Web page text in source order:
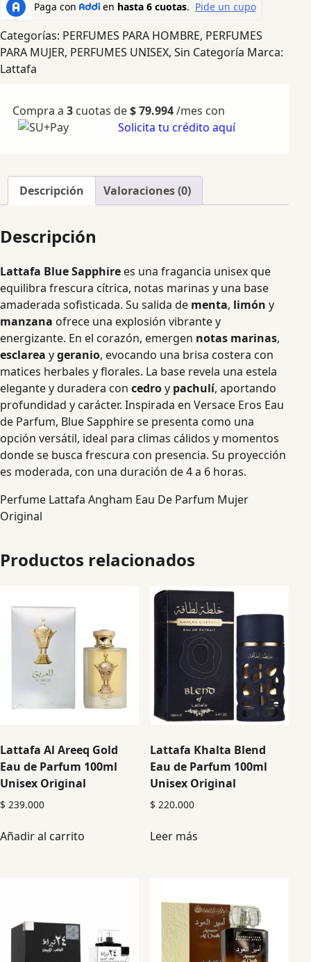
Categorías: PERFUMES PARA HOMBRE, PERFUMES
PARA MUJER, PERFUMES UNISEX, Sin Categoría Marca:
Lattafa
Compra a 3 cuotas de$79.994/mes con
Solicita tu crédito aquí
Descripción Valoraciones (0)
Descripción
Lattafa Blue Sapphire es una fragancia unisex que
equilibra frescura cítrica, notas marinas y una base
amaderada sofisticada. Su salida de menta, limón y
manzana ofrece una explosión vibrante y
energizante. En el corazón, emergen notas marinas,
esclarea ygeranio, evocando una brisa costera con
matices herbales y florales. La base revela una estela
elegante y duradera con cedroy pachulí, aportando
profundidad y carácter. Inspirada en Versace Eros Eau
de Parfum, Blue Sapphire se presenta como una
opción versátil, ideal para climas cálidos y momentos
donde se busca frescura con presencia. Su proyección
es moderada, con una duración de 4 a 6 horas.
Perfume Lattafa Angham Eau De Parfum Mujer
Original
Productos relacionados
Lattafa Al Areeq Gold
Eau de Parfum 100ml
Unisex Original
$ 239.000
Añadir al carrito
Lattafa Khalta Blend
Eau de Parfum 100ml
Unisex Original
$ 220.000
Leer más